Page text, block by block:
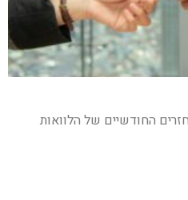
החודשיים של הלוואות